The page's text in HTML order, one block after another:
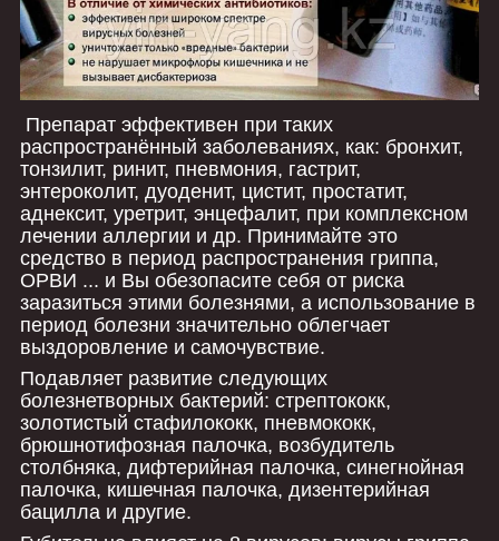
Препарат эффективен при таких
распространённый заболеваниях, как: бронхит,
тонзилит, ринит, пневмония, гастрит,
энтероколит, дуоденит, цистит, простатит,
аднексит, уретрит, энцефалит, при комплексном
лечении аллергии и др. Принимайте это
средство в период распространения гриппа,
ОРВИ ... и Вы обезопасите себя от риска
заразиться этими болезнями, а использование в
период болезни значительно облегчает
выздоровление и самочувствие.
Подавляет развитие следующих
болезнетворных бактерий: стрептококк,
золотистый стафилококк, пневмококк,
брюшнотифозная палочка, возбудитель
столбняка, дифтерийная палочка, синегнойная
палочка, кишечная палочка, дизентерийная
бацилла и другие.